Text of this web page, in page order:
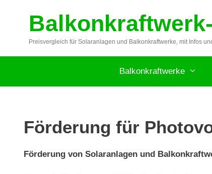
springen
Preisvergleich für Solaranlagen und Balkonkraftwerke, mit Infos
Balkonkraftwerke
Förderung für
Förderung von Solaranlagen und